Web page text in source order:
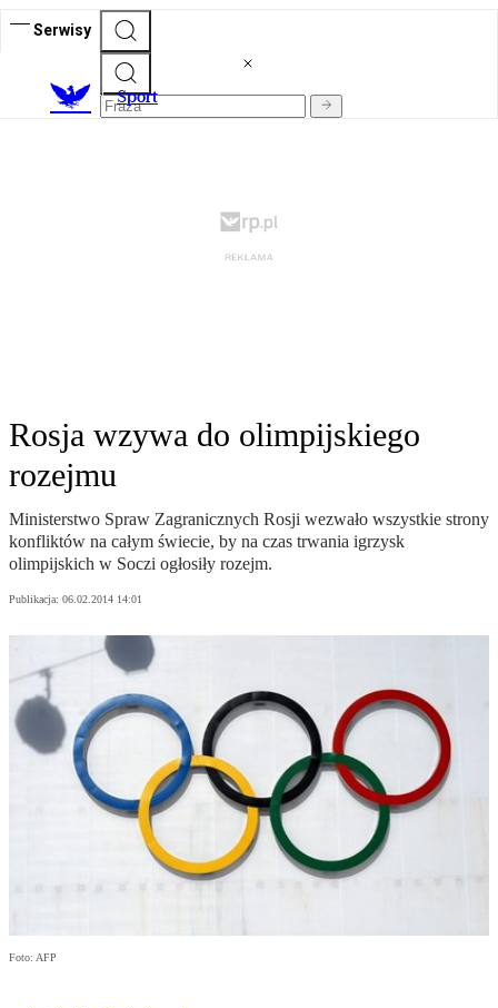
Serwisy
Sport
Rosja wzywa do olimpijskiego
rozejmu
Ministerstwo Spraw Zagranicznych Rosji wezwało wszystkie strony
konfliktów na całym świecie, by na czas trwania igrzysk
olimpijskich w Soczi ogłosiły rozejm.
Publikacja: 06.02.2014 14:01
Foto: AFP